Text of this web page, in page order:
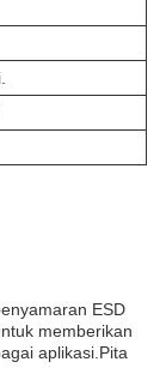
ESD
memberikan
aplikasi.Pita